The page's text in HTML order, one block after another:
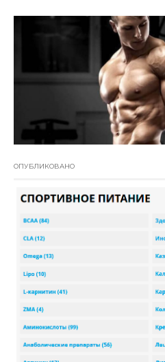
ОПУБЛИКОВАНО